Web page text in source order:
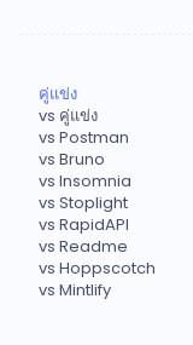
คู่แข่ง
vs คู่แข่ง
vs Postman
vs Bruno
vs Insomnia
vs Stoplight
vs RapidAPI
vs Readme
vs Hoppscotch
vs Mintlify